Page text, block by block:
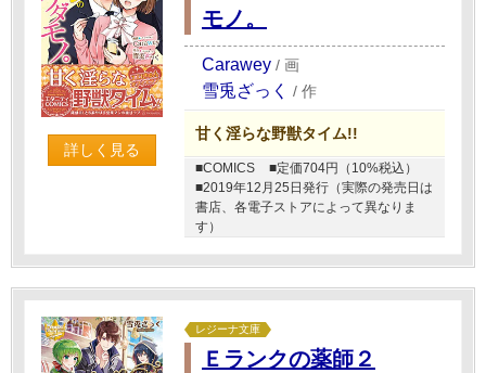
詳しく見る
モノ。
Carawey / 画
雪兎ざっく / 作
甘く淫らな野獣タイム!!
■COMICS
■定価704円（10%税込）
■2019年12月25日発行（実際の発売日は
書店、各電子ストアによって異なりま
す）
レジーナ文庫
Ｅランクの薬師２